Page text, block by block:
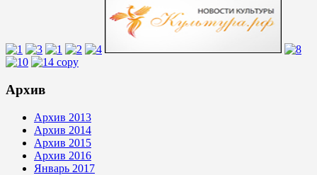
Архив
Архив 2013
Архив 2014
Архив 2015
Архив 2016
Январь 2017